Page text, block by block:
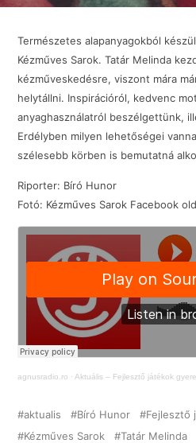
Természetes alapanyagokból
Kézműves Sarok. Tatár Melinda
kézműveskedésre, viszont mára
helytállni. Inspirációról, kedvenc
anyaghasználatról beszélgettünk,
Erdélyben milyen lehetőségei
szélesebb körben is bemutatná
Riporter: Bíró Hunor
Fotó: Kézműves Sarok Facebook
agnusradio.ro · Aktuális – Fejlesztő játékok
aktualis Bíró Hunor Fejlesztő
Kézműves Sarok
Tatár Melinda